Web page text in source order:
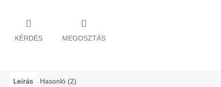
KÉRDÉS MEGOSZTÁS
Leírás Hasonló (2)